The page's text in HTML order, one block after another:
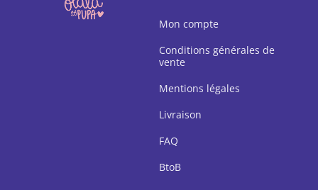
Mon compte
Conditions générales de
vente
Mentions légales
Livraison
FAQ
BtoB